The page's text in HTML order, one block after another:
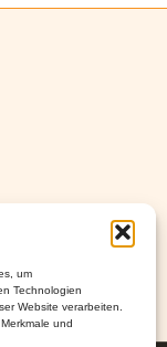
um
Technologien
Website verarbeiten.
und